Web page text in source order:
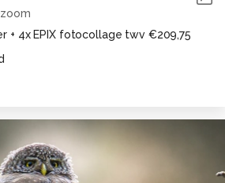
+ 4x EPIX fotocollage twv €209,75